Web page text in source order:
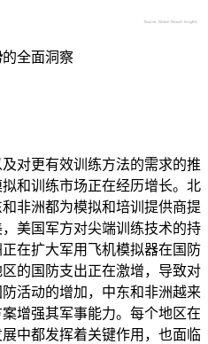
的全面洞察
对更有效训练方法的需求的推
和训练市场正在经历增长。北
非洲都为模拟和培训提供商提
美国军方对尖端训练技术的持
在扩大军用飞机模拟器在国防
的国防支出正在激增，导致对
活动的增加，中东和非洲越来
增强其军事能力。每个地区在
中都发挥着关键作用，也面临